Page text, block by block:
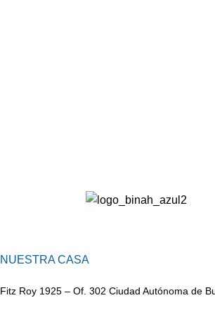
NUESTRA CASA
Fitz Roy 1925 – Of. 302 Ciudad Autónoma de